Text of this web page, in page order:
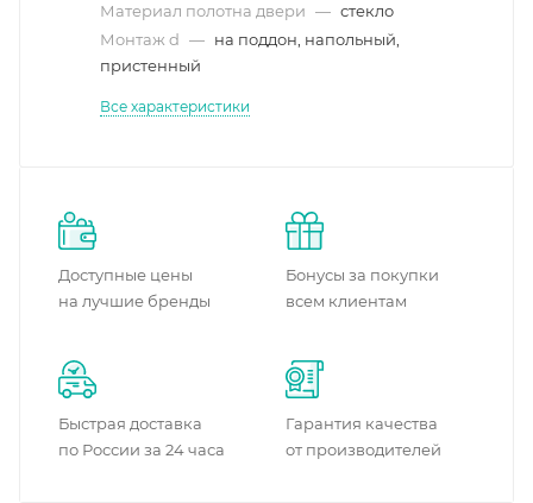
Материал полотна двери — стекло
Монтаж d — на поддон, напольный,
пристенный
Все характеристики
Доступные цены
на лучшие бренды
Бонусы за покупки
всем клиентам
Быстрая доставка
по России за 24 часа
Гарантия качества
от производителей